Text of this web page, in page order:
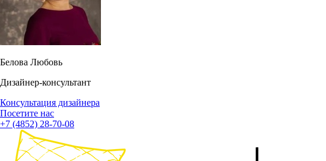
Белова Любовь
Дизайнер-консультант
Консультация дизайнера
Посетите нас
+7 (4852) 28-70-08